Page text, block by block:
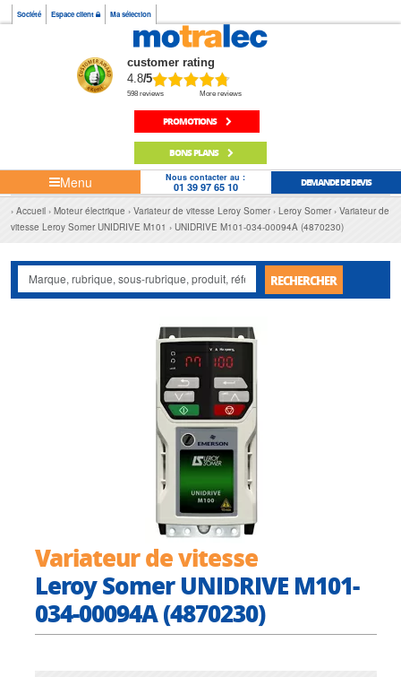
Société Espace client Ma sélection
customer rating
4.8/5
598 reviews More reviews
PROMOTIONS
BONS PLANS
Menu Nous contacter au :
01 39 97 65 10 DEMANDE DE DEVIS
Accueil Moteur électrique Variateur de vitesse Leroy Somer Leroy Somer
Variateur de
vitesse Leroy Somer UNIDRIVE M101
UNIDRIVE M101-034-00094A (4870230)
RECHERCHER
Variateur de vitesse
Leroy Somer UNIDRIVE M101-
034-00094A (4870230)